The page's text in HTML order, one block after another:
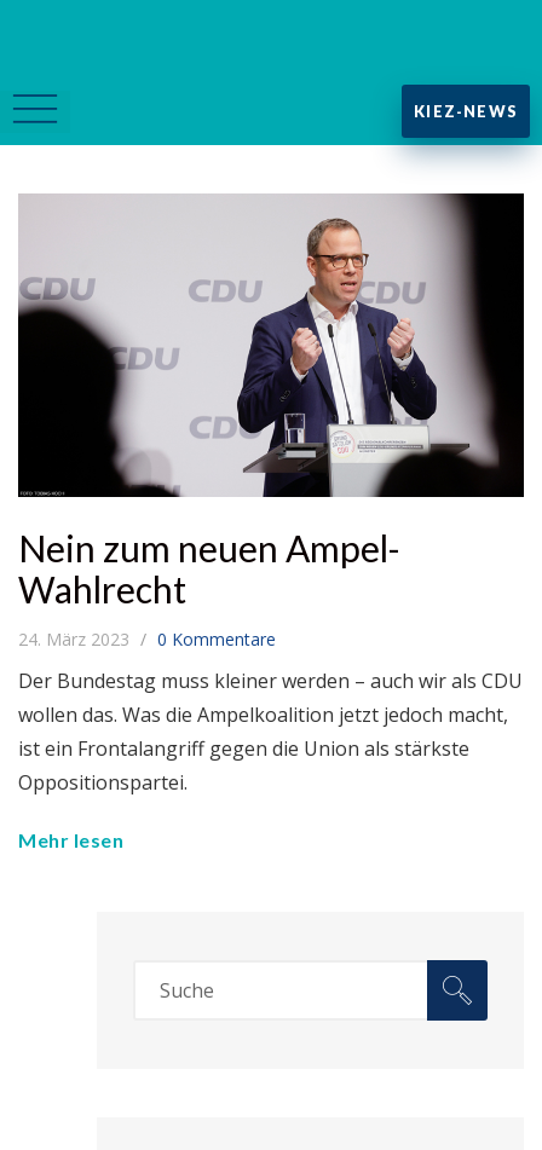
KIEZ-NEWS
Nein zum neuen Ampel-
Wahlrecht
24. März 2023 0 Kommentare
Der Bundestag muss kleiner werden – auch wir als CDU
wollen das. Was die Ampelkoalition jetzt jedoch macht,
ist ein Frontalangriff gegen die Union als stärkste
Oppositionspartei.
Mehr lesen